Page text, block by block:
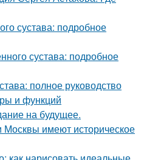
сустава: подробное
сустава: подробное
полное руководство
и функций
на будущее.
имеют историческое